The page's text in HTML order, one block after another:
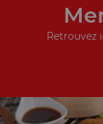
Retrouvez